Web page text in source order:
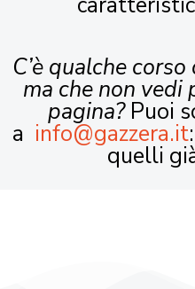
C’è qualche
ma che non vedi
pagina?Puoi
a info@gazzera.it
quelli